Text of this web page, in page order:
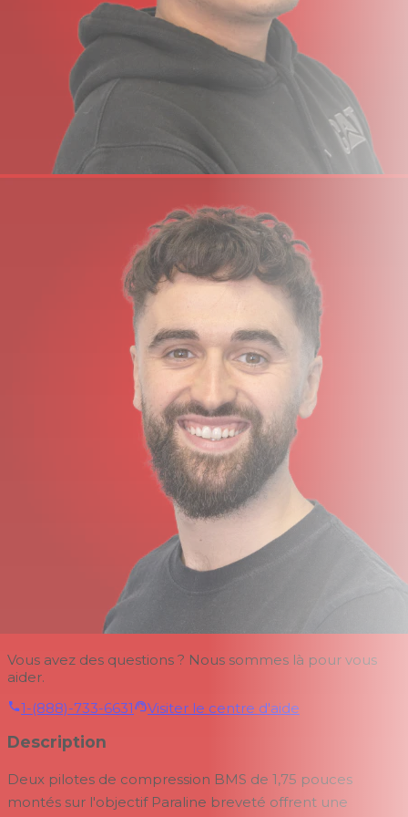
Vous avez des questions ? Nous sommes là pour vous
aider.
1-(888)-733-6631
Visiter le centre d'aide
Description
Deux pilotes de compression BMS de 1,75 pouces
montés sur l'objectif Paraline breveté offrent une